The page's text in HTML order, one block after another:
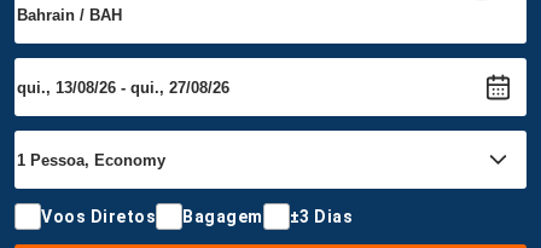
Voos Diretos Bagagem ±3 Dias